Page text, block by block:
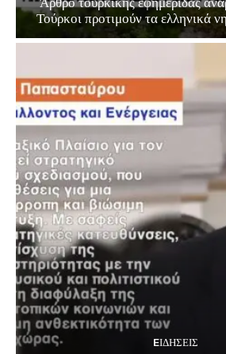
Τούρκοι προτιμούν τα ελληνικά
EΙΔΗΣΕΙΣ